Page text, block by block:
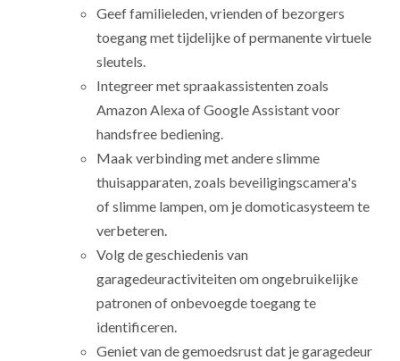
Geef familieleden, vrienden of bezorgers
toegang met tijdelijke of permanente virtuele
sleutels.
Integreer met spraakassistenten zoals
Amazon Alexa of Google Assistant voor
handsfree bediening.
Maak verbinding met andere slimme
thuisapparaten, zoals beveiligingscamera's
of slimme lampen, om je domoticasysteem te
verbeteren.
Volg de geschiedenis van
garagedeuractiviteiten om ongebruikelijke
patronen of onbevoegde toegang te
identificeren.
Geniet van de gemoedsrust dat je garagedeur